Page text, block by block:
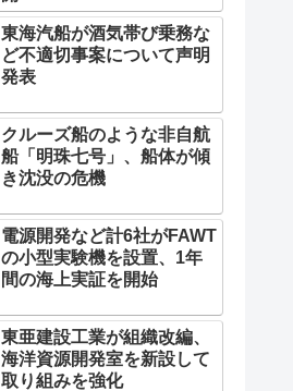
東海汽船が酒気帯び乗務な
ど不適切事案について声明
発表
クルーズ船のような非自航
船「明珠七号」、船体が傾
き沈没の危機
電源開発など計6社がFAWT
の小型実験機を設置、1年
間の海上実証を開始
東亜建設工業が組織改編、
海洋資源開発室を新設して
取り組みを強化